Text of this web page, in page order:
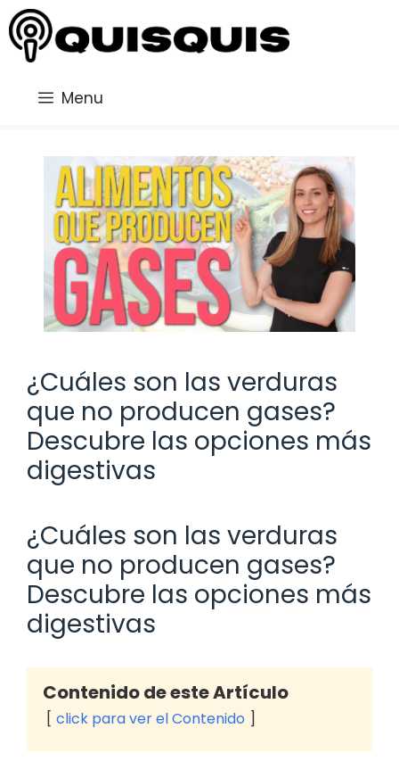
Saltar
al
contenido
Menu
¿Cuáles son las verduras
que no producen gases?
Descubre las opciones más
digestivas
¿Cuáles son las verduras
que no producen gases?
Descubre las opciones más
digestivas
Contenido de este Artículo
click para ver el Contenido